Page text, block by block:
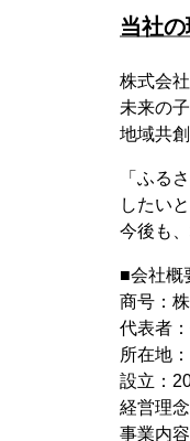
当社
株式会
未来の
地域共
「ふる
したい
今後も
■会社概
商号：
代表者
所在地
設立：
経営理
事業内